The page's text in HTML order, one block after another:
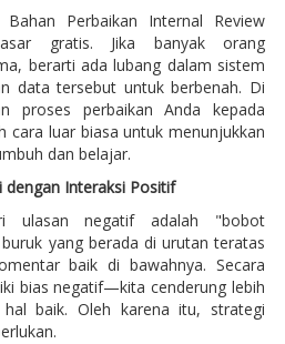
Perbaikan Internal Review
gratis. Jika banyak orang
berarti ada lubang dalam sistem
data tersebut untuk berbenah. Di
proses perbaikan Anda kepada
cara luar biasa untuk menunjukkan
dan belajar.
dengan Interaksi Positif
ulasan negatif adalah "bobot
yang berada di urutan teratas
baik di bawahnya. Secara
bias negatif—kita cenderung lebih
baik. Oleh karena itu, strategi